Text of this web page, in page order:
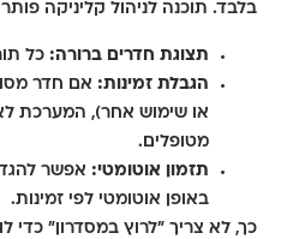
בלבד. תוכנה לניהול קליניקה
תצוגת חדרים ברורה: כל
הגבלת זמינות: אם חדר
או שימוש אחר), המערכת
מטופלים.
תזמון אוטומטי: אפשר
באופן אוטומטי לפי זמינות.
כך, לא צריך "לרוץ במסדרון" כדי